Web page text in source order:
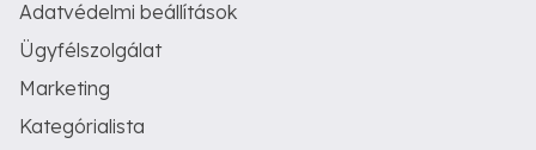
Adatvédelmi beállítások
Ügyfélszolgálat
Marketing
Kategórialista